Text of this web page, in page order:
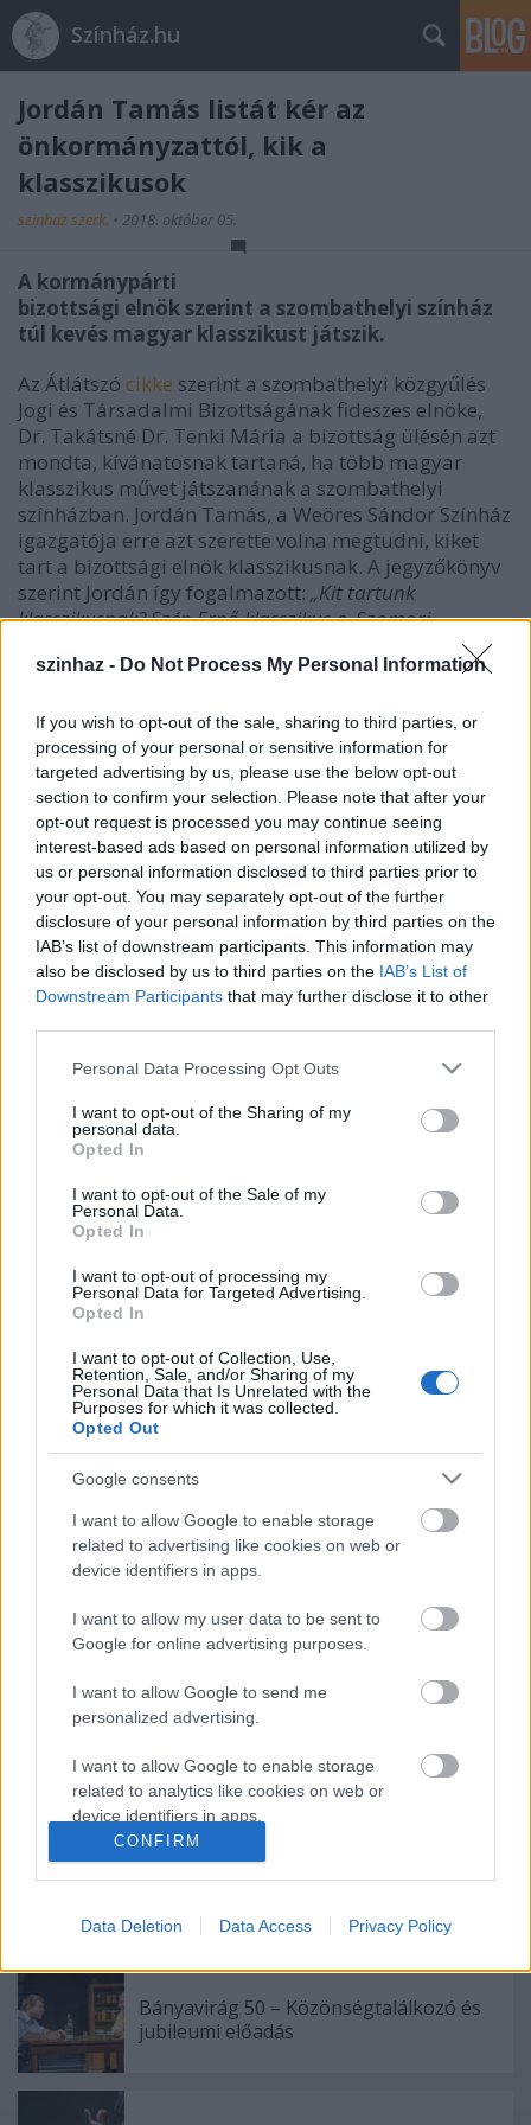
szinhaz - Do Not Process My Personal Information
If you wish to opt-out of the sale, sharing to third parties, or
processing of your personal or sensitive information for
targeted advertising by us, please use the below opt-out
section to confirm your selection. Please note that after your
opt-out request is processed you may continue seeing
interest-based ads based on personal information utilized by
us or personal information disclosed to third parties prior to
your opt-out. You may separately opt-out of the further
disclosure of your personal information by third parties on the
IAB’s list of downstream participants. This information may
also be disclosed by us to third parties on the IAB’s List of
Downstream Participants that may further disclose it to other
Please note that this website/app uses one or more Google
not limited to your visit or usage behaviour. You may click to
grant or deny consent to Google and its third-party tags to
use your data for below specified purposes in below Google
consent section.
Personal Data Processing Opt Outs
I want to opt-out of the Sharing of my
personal data.
Opted In
I want to opt-out of the Sale of my
Personal Data.
Opted In
I want to opt-out of processing my
Personal Data for Targeted Advertising.
Opted In
I want to opt-out of Collection, Use,
Retention, Sale, and/or Sharing of my
Personal Data that Is Unrelated with the
Purposes for which it was collected.
Opted Out
Google consents
I want to allow Google to enable storage
related to advertising like cookies on web or
device identifiers in apps.
I want to allow my user data to be sent to
Google for online advertising purposes.
I want to allow Google to send me
personalized advertising.
I want to allow Google to enable storage
related to analytics like cookies on web or
device identifiers in apps.
I want to allow Google to enable storage
I want to allow Google to enable storage
I want to allow Google to enable storage
related to security, including authentication
functionality and fraud prevention, and other
user protection.
CONFIRM
Data Deletion Data Access Privacy Policy
Színház.hu
Jordán Tamás listát kér az
önkormányzattól, kik a
klasszikusok
szinhaz szerk. • 2018. október 05.
A kormánypárti
bizottsági elnök szerint a szombathelyi színház
túl kevés magyar klasszikust játszik.
Az Átlátszó cikke szerint a szombathelyi közgyűlés
Jogi és Társadalmi Bizottságának fideszes elnöke,
Dr. Takátsné Dr. Tenki Mária a bizottság ülésén azt
mondta, kívánatosnak tartaná, ha több magyar
klasszikus művet játszanának a szombathelyi
színházban. Jordán Tamás, a Weöres Sándor Színház
igazgatója erre azt szerette volna megtudni, kiket
tart a bizottsági elnök klasszikusnak. A jegyzőkönyv
szerint Jordán így fogalmazott: „Kit tartunk
klasszikusnak? Szép Ernő klasszikus-e, Szomori
szoktak gondolni, hogyAz ember tragédiája,Bánk
Csurka is egy klasszikus. Nagyszerű Csurka darabok
vannak, amiből nem egy időszerű is” .
Jordán Tamás (fotó: Mészáros Zsolt)
mondott, az elnökasszony kívánságát tudomásul
vette és megpróbálja teljesíteni, ám jó lenne, ha
Dr. Tenki Mária nem csak ezt kifogásolta a Weöres
Sándor Színházzal kapcsolatban, hanem azt is, hogy
a színház 40%-kal túlteljesítette az előírt
előadásszámot.
(Forrás:orszagszerte.atlatszo.hu
Címkék:jordán tamás Szombathely
Ajánlott bejegyzések:
Sodró Eliza: "Színészként a katarzist nem
tudjuk garantálni"
A Madách Színház zárt ajtók mellett is
Bányavirág 50 – Közönségtalálkozó és
jubileumi előadás